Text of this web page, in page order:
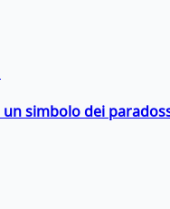
un simbolo dei